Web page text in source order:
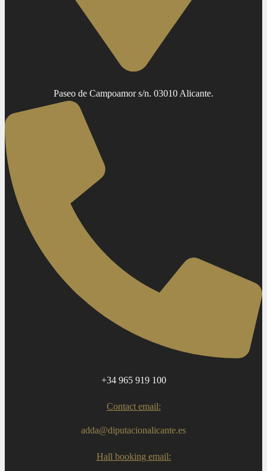
Paseo de Campoamor s/n. 03010 Alicante.
+34 965 919 100
Contact email:
adda@diputacionalicante.es
Hall booking email: